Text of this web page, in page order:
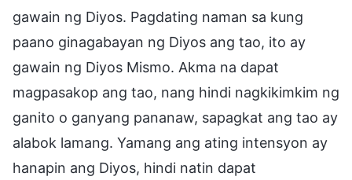
gawain ng Diyos. Pagdating naman sa kung
paano ginagabayan ng Diyos ang tao, ito ay
gawain ng Diyos Mismo. Akma na dapat
magpasakop ang tao, nang hindi nagkikimkim ng
ganito o ganyang pananaw, sapagkat ang tao ay
alabok lamang. Yamang ang ating intensyon ay
hanapin ang Diyos, hindi natin dapat